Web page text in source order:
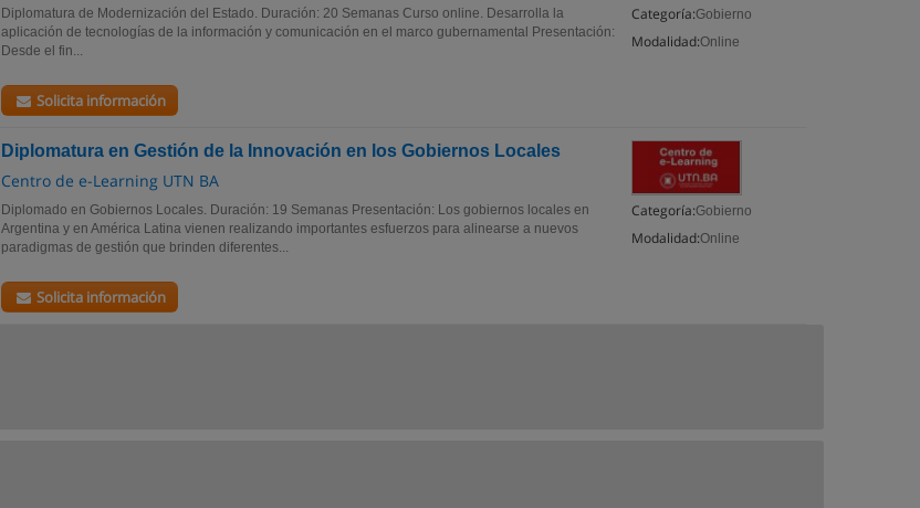
Categoría:Gobierno
Modalidad:Online
Diplomatura de Modernización del Estado. Duración: 20 Semanas Curso online. Desarrolla la
aplicación de tecnologías de la información y comunicación en el marco gubernamental Presentación:
Desde el fin...
Solicita información
Diplomatura en Gestión de la Innovación en los Gobiernos Locales
Centro de e-Learning UTN BA
Categoría:Gobierno
Modalidad:Online
Diplomado en Gobiernos Locales. Duración: 19 Semanas Presentación: Los gobiernos locales en
Argentina y en América Latina vienen realizando importantes esfuerzos para alinearse a nuevos
paradigmas de gestión que brinden diferentes...
Solicita información